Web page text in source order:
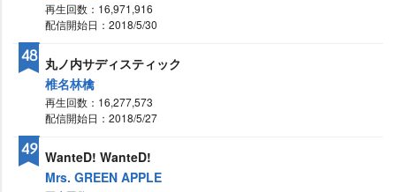
再生回数：16,971,916
配信開始日：2018/5/30
丸ノ内サディスティック
椎名林檎
再生回数：16,277,573
配信開始日：2018/5/27
48
WanteD! WanteD!
Mrs. GREEN APPLE
49